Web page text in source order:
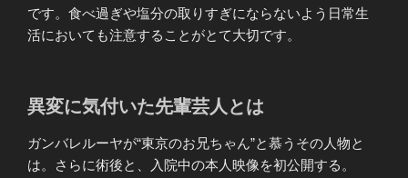
です。食べ過ぎや塩分の取りすぎにならないよう日常生
活においても注意することがとて大切です。
異変に気付いた先輩芸人とは
ガンバレルーヤが“東京のお兄ちゃん”と慕うその人物と
は。さらに術後と、入院中の本人映像を初公開する。